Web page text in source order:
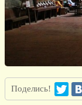
Поделись!